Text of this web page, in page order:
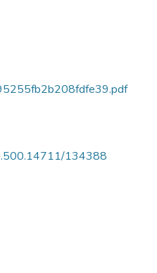
134388